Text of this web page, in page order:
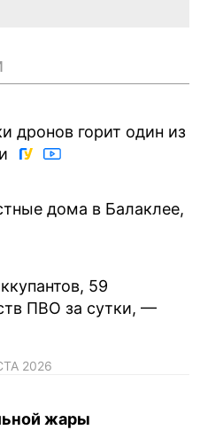
дронов горит один из
дома в Балаклее,
59
ПВО за сутки, —
2026
жары